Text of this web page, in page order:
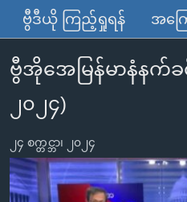
သည့်
Link
များ
ပင်မ
သို့
ကျော်
ကြည့်
မြန်မာ
ကမ္ဘာ့သတင်းများ
နိုင်ငံတကာ
အမေရိကန်
အစ္စရေး-ပါလက်စတိုင်း
ဗွီဒီယို
သတင်းလွတ်လပ်ခွင့်
ရပ်ဝန်းတခု လမ်းတခု အလွန်
အင်္ဂလိပ်စာလေ့လာမယ်
အမေရိကန်သုံးအီဒီယံ
အပတ်စဉ်ကဏ္ဍများ
ဗွီဒီယို ကြည့်ရှုရန် အကြ
ဗွီအိုအေမြန်မာနံနက်
၂၀၂၄)
၂၄ စက္တင္ဘာ၊ ၂၀၂၄